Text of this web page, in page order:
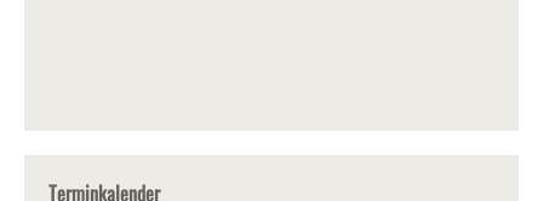
Terminkalender